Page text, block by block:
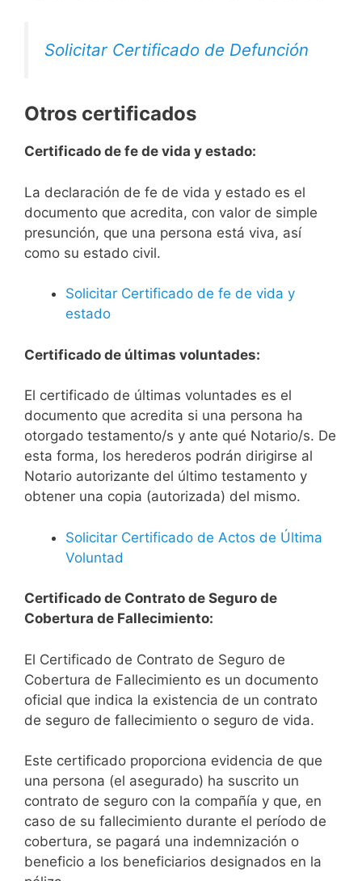
Solicitar Certificado de Defunción
Otros certificados
Certificado de fe de vida y estado:
La declaración de fe de vida y estado es el
documento que acredita, con valor de simple
presunción, que una persona está viva, así
como su estado civil.
Solicitar Certificado de fe de vida y
estado
Certificado de últimas voluntades:
El certificado de últimas voluntades es el
documento que acredita si una persona ha
otorgado testamento/s y ante qué Notario/s. De
esta forma, los herederos podrán dirigirse al
Notario autorizante del último testamento y
obtener una copia (autorizada) del mismo.
Solicitar Certificado de Actos de Última
Voluntad
Certificado de Contrato de Seguro de
Cobertura de Fallecimiento:
El Certificado de Contrato de Seguro de
Cobertura de Fallecimiento es un documento
oficial que indica la existencia de un contrato
de seguro de fallecimiento o seguro de vida.
Este certificado proporciona evidencia de que
una persona (el asegurado) ha suscrito un
contrato de seguro con la compañía y que, en
caso de su fallecimiento durante el período de
cobertura, se pagará una indemnización o
beneficio a los beneficiarios designados en la